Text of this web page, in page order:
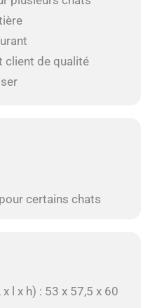
client de qualité
certains chats
l x h) : 53 x 57,5 x 60